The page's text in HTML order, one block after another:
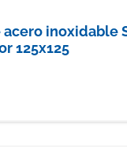
inoxidable
125x125